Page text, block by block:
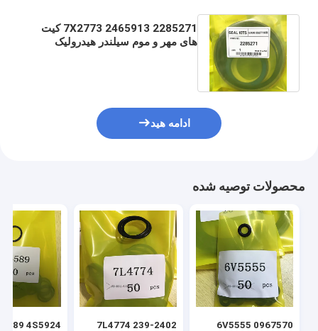
2285271 2465913 7X2773 کیت
های مهر و موم سیلندر هیدرولیک
ادامه هید
محصولات توصیه شده
6V5555 0967570
7L4774 239-2402